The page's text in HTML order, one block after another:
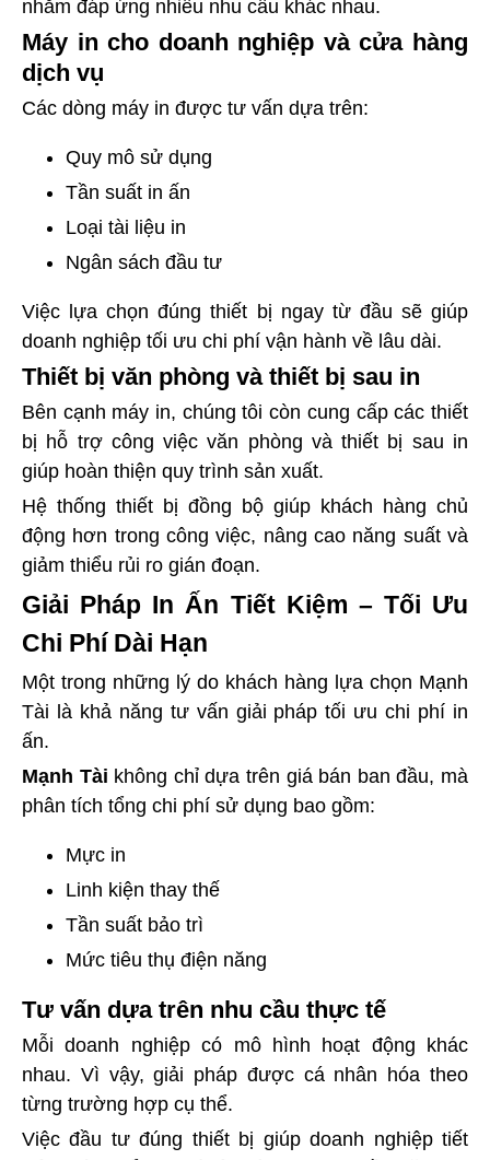
nhằm đáp ứng nhiều nhu cầu khác nhau.
Máy in cho doanh nghiệp và cửa hàng
dịch vụ
Các dòng máy in được tư vấn dựa trên:
Quy mô sử dụng
Tần suất in ấn
Loại tài liệu in
Ngân sách đầu tư
Việc lựa chọn đúng thiết bị ngay từ đầu sẽ giúp
doanh nghiệp tối ưu chi phí vận hành về lâu dài.
Thiết bị văn phòng và thiết bị sau in
Bên cạnh máy in, chúng tôi còn cung cấp các thiết
bị hỗ trợ công việc văn phòng và thiết bị sau in
giúp hoàn thiện quy trình sản xuất.
Hệ thống thiết bị đồng bộ giúp khách hàng chủ
động hơn trong công việc, nâng cao năng suất và
giảm thiểu rủi ro gián đoạn.
Giải Pháp In Ấn Tiết Kiệm – Tối Ưu
Chi Phí Dài Hạn
Một trong những lý do khách hàng lựa chọn Mạnh
Tài là khả năng tư vấn giải pháp tối ưu chi phí in
ấn.
Mạnh Tài không chỉ dựa trên giá bán ban đầu, mà
phân tích tổng chi phí sử dụng bao gồm:
Mực in
Linh kiện thay thế
Tần suất bảo trì
Mức tiêu thụ điện năng
Tư vấn dựa trên nhu cầu thực tế
Mỗi doanh nghiệp có mô hình hoạt động khác
nhau. Vì vậy, giải pháp được cá nhân hóa theo
từng trường hợp cụ thể.
Việc đầu tư đúng thiết bị giúp doanh nghiệp tiết